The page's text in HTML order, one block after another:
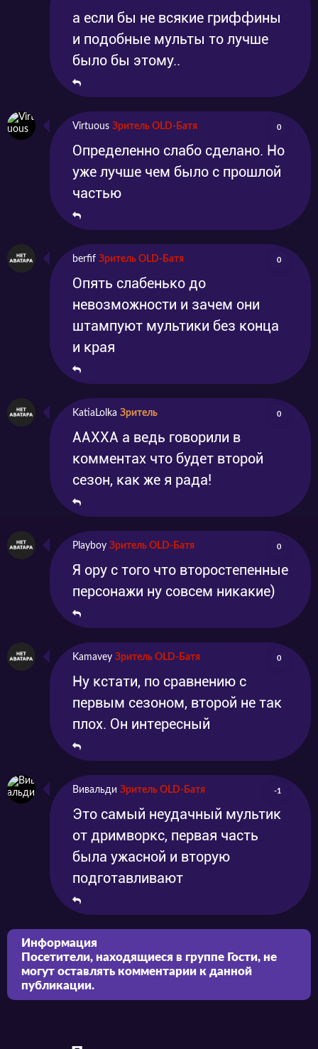
а если бы не всякие гриффины
и подобные мульты то лучше
было бы этому..
Virtuous Зритель OLD-Батя 0
Определенно слабо сделано. Но
уже лучше чем было с прошлой
частью
berfif Зритель OLD-Батя 0
Опять слабенько до
невозможности и зачем они
штампуют мультики без конца
и края
KatiaLolka Зритель 0
ААХХА а ведь говорили в
комментах что будет второй
сезон, как же я рада!
Playboy Зритель OLD-Батя 0
Я ору с того что второстепенные
персонажи ну совсем никакие)
Kamavey Зритель OLD-Батя 0
Ну кстати, по сравнению с
первым сезоном, второй не так
плох. Он интересный
Вивальди Зритель OLD-Батя -1
Это самый неудачный мультик
от дримворкс, первая часть
была ужасной и вторую
подготавливают
Информация
Посетители, находящиеся в группе Гости, не
могут оставлять комментарии к данной
публикации.